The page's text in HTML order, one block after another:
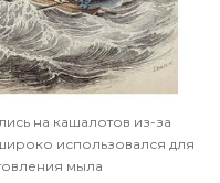
на кашалотов из-за
использовался для
мыла